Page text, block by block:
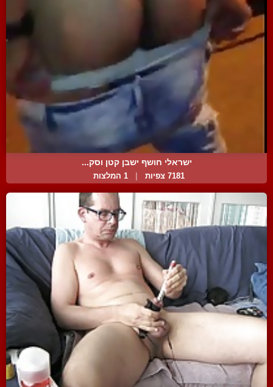
ישראלי חושף ישבן קטן וסק...
7181 צפיות 1 המלצות